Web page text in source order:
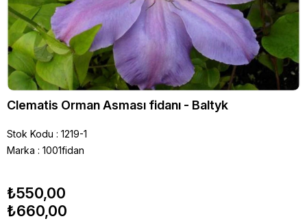
Clematis Orman Asması fidanı - Baltyk
Stok Kodu
1219-1
Marka : 1001fidan
₺550,00
₺660,00